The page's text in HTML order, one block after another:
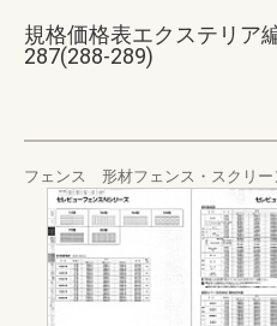
規格価格表エクステリア
287(288-289)
フェンス 形材フェンス・スクリー